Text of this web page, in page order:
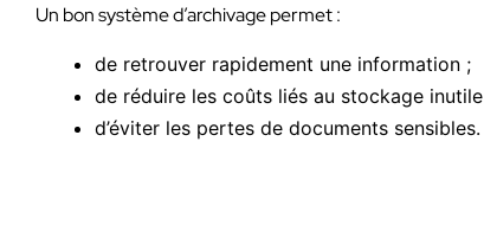
Un bon système d’archivage permet :
de retrouver rapidement une information ;
de réduire les coûts liés au stockage
d’éviter les pertes de documents sensibles.